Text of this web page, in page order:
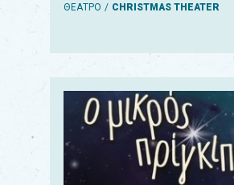
ΘΕΑΤΡΟ CHRISTMAS THEATER